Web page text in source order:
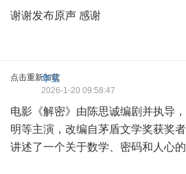
谢谢发布原声 感谢
点击重新加载
华宝
2026-1-20 09:58:47
电影《解密》由陈思诚编剧并执导
明等主演，改编自茅盾文学奖获奖
讲述了一个关于数学、密码和人心的